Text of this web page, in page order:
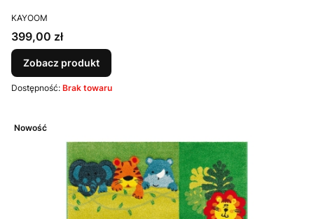
PRODUCENT
KAYOOM
Cena
399,00 zł
Zobacz produkt
Dostępność: Brak towaru
Nowość